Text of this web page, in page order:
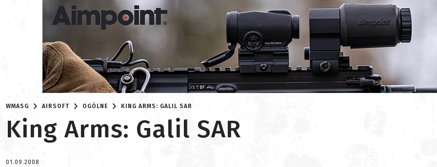
WMASG AIRSOFT OGÓLNE KING ARMS: GALIL SAR
King Arms: Galil SAR
01.09.2008